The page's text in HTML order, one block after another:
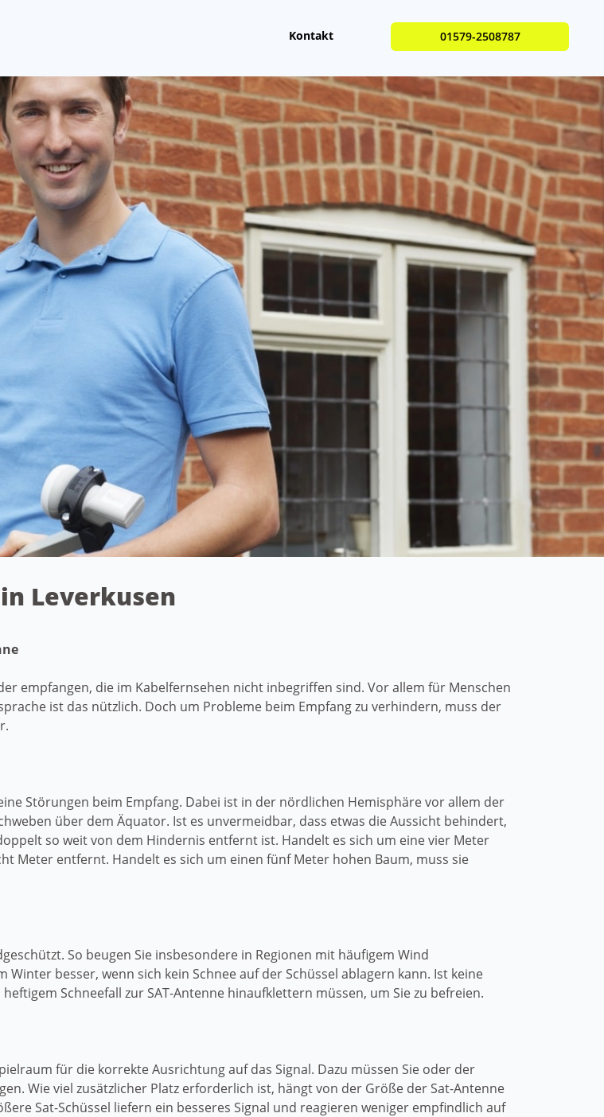
Kontakt 01579-2508787
Leverkusen
empfangen, die im Kabelfernsehen nicht inbegriffen sind. Vor allem für Menschen
ist das nützlich. Doch um Probleme beim Empfang zu verhindern, muss der
Störungen beim Empfang. Dabei ist in der nördlichen Hemisphäre vor allem der
über dem Äquator. Ist es unvermeidbar, dass etwas die Aussicht behindert,
so weit von dem Hindernis entfernt ist. Handelt es sich um eine vier Meter
Meter entfernt. Handelt es sich um einen fünf Meter hohen Baum, muss sie
So beugen Sie insbesondere in Regionen mit häufigem Wind
besser, wenn sich kein Schnee auf der Schüssel ablagern kann. Ist keine
Schneefall zur SAT-Antenne hinaufklettern müssen, um Sie zu befreien.
für die korrekte Ausrichtung auf das Signal. Dazu müssen Sie oder der
Wie viel zusätzlicher Platz erforderlich ist, hängt von der Größe der Sat-Antenne
Sat-Schüssel liefern ein besseres Signal und reagieren weniger empfindlich auf